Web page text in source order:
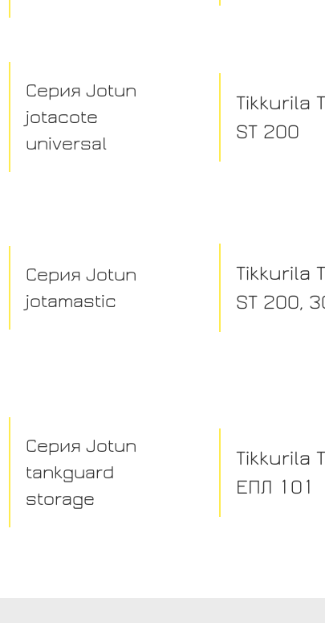
Серия Jotun
jotacote
universal
Tikkurila
ST 200
Серия Jotun
jotamastic
Tikkurila
ST 200,
Серия Jotun
tankguard
storage
Tikkurila
ЕПЛ 101